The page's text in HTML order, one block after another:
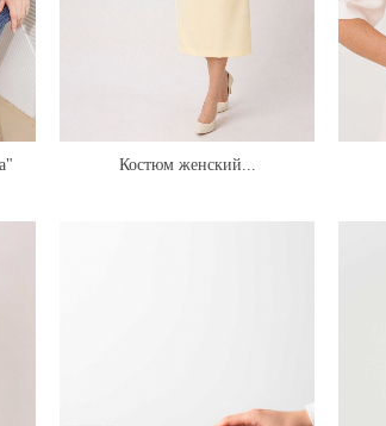
Костюм женский...